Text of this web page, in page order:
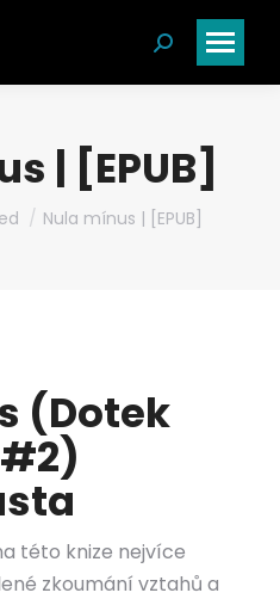
Search:
| [EPUB]
Nula mínus | [EPUB]
(Dotek
této knize nejvíce
zkoumání vztahů a